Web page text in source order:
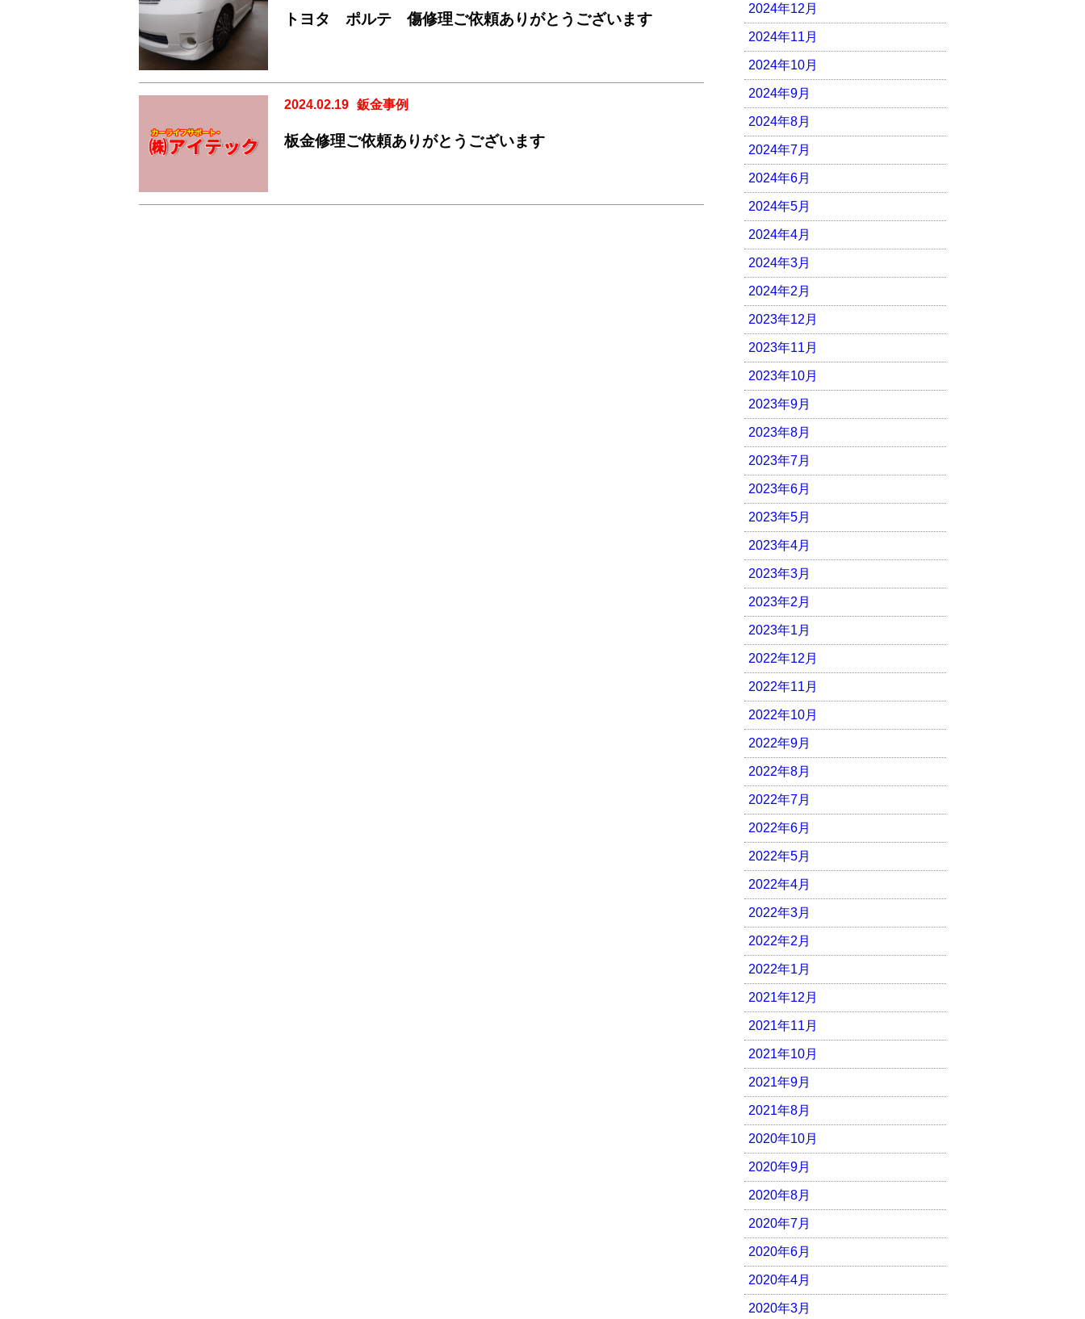
トヨタ ポルテ 傷修理ご依頼ありがとうございます
2024.02.19 鈑金事例
板金修理ご依頼ありがとうございます
2024年12月
2024年11月
2024年10月
2024年9月
2024年8月
2024年7月
2024年6月
2024年5月
2024年4月
2024年3月
2024年2月
2023年12月
2023年11月
2023年10月
2023年9月
2023年8月
2023年7月
2023年6月
2023年5月
2023年4月
2023年3月
2023年2月
2023年1月
2022年12月
2022年11月
2022年10月
2022年9月
2022年8月
2022年7月
2022年6月
2022年5月
2022年4月
2022年3月
2022年2月
2022年1月
2021年12月
2021年11月
2021年10月
2021年9月
2021年8月
2020年10月
2020年9月
2020年8月
2020年7月
2020年6月
2020年4月
2020年3月